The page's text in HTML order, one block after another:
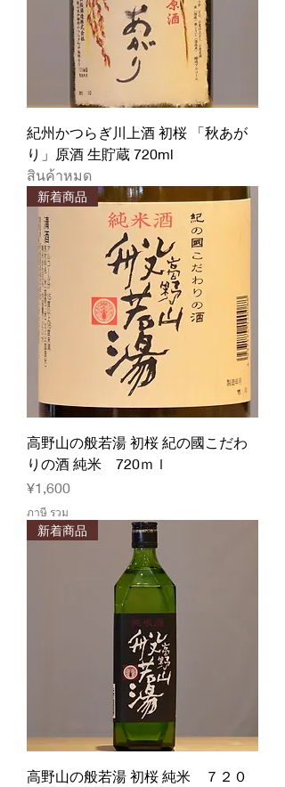
紀州かつらぎ川上酒 初桜 「秋あが
り」原酒 生貯蔵 720ml
สินค้าหมด
新着商品
高野山の般若湯 初桜 紀の國こだわ
りの酒 純米 720ｍｌ
ราคา
¥1,600
ภาษี รวม
新着商品
高野山の般若湯 初桜 純米 ７２０